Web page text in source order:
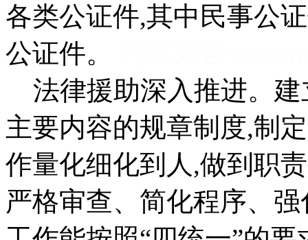
各类公证件,其中民事公
公证件。
法律援助深入推进。建
主要内容的规章制度,制
作量化细化到人,做到职
严格审查、简化程序、